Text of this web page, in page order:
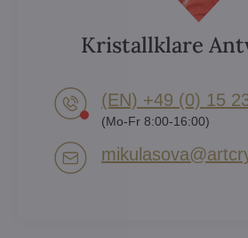
Kristallklare
(EN) +49 (0) 15
(Mo-Fr 8:00-16:00)